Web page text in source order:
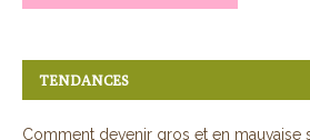
TENDANCES
Comment devenir gros et en mauvaise